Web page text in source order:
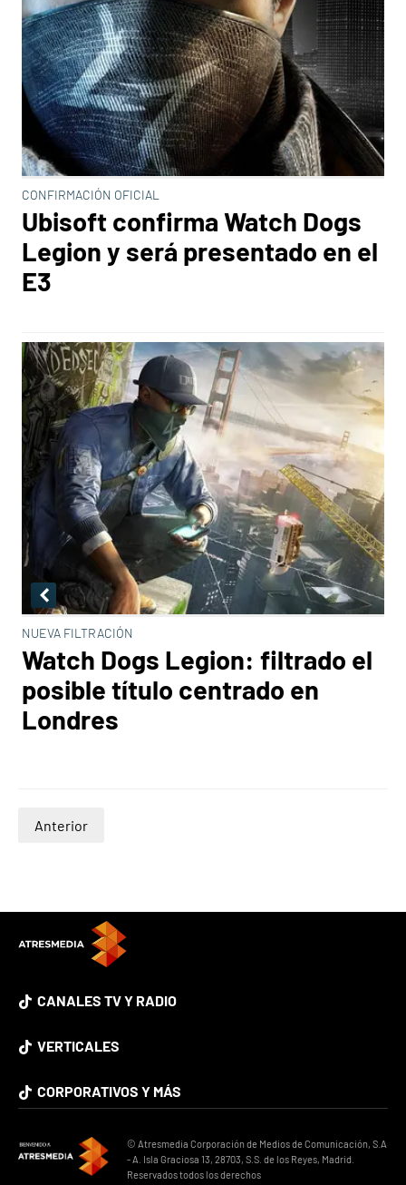
CONFIRMACIÓN OFICIAL
Ubisoft confirma Watch Dogs
Legion y será presentado en el
E3
NUEVA FILTRACIÓN
Watch Dogs Legion: filtrado el
posible título centrado en
Londres
Anterior
CANALES TV Y RADIO
VERTICALES
CORPORATIVOS Y MÁS
© Atresmedia Corporación de Medios de Comunicación, S.A
- A. Isla Graciosa 13, 28703, S.S. de los Reyes, Madrid.
Reservados todos los derechos